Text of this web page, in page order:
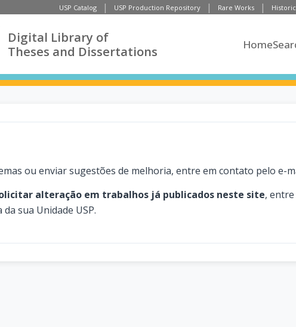
USP Catalog USP Production Repository Rare Works
Digital Library of
Theses and Dissertations
Home
ou enviar sugestões de melhoria, entre em contato pelo e-
alteração em trabalhos já publicados neste site,
sua Unidade USP.